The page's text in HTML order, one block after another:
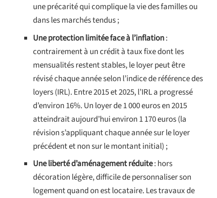
une précarité qui complique la vie des familles ou
dans les marchés tendus ;
Une protection limitée face à l’inflation:
contrairement à un crédit à taux fixe dont les
mensualités restent stables, le loyer peut être
révisé chaque année selon l’indice de référence des
loyers (IRL). Entre 2015 et 2025, l’IRL a progressé
d’environ 16%. Un loyer de 1 000 euros en 2015
atteindrait aujourd’hui environ 1 170 euros (la
révision s’appliquant chaque année sur le loyer
précédent et non sur le montant initial) ;
Une liberté d’aménagement réduite: hors
décoration légère, difficile de personnaliser son
logement quand on est locataire. Les travaux de